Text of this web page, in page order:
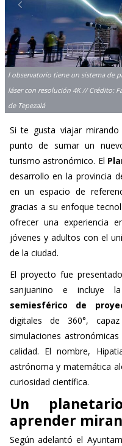
l observatorio tiene un sistema de
láser con resolución 4K // Crédito:
de Tepezalá
Si te gusta viajar
punto de sumar un
turismo astronómico. El
desarrollo en la provincia
en un espacio de
gracias a su enfoque
ofrecer una experiencia
jóvenes y adultos con el
de la ciudad.
El proyecto fue
sanjuanino e incluye
semiesférico de
digitales de 360°,
simulaciones
calidad. El nombre,
astrónoma y matemática
curiosidad científica.
Un
aprender
Según adelantó el